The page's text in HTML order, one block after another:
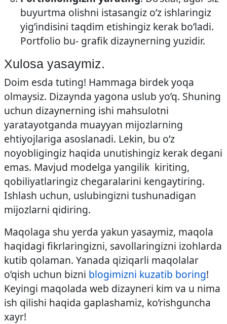
buyurtma olishni istasangiz o’z ishlaringiz
yig’indisini taqdim etishingiz kerak bo’ladi.
Portfolio bu- grafik dizaynerning yuzidir.
Xulosa yasaymiz.
Doim esda tuting! Hammaga birdek yoqa
olmaysiz. Dizaynda yagona uslub yo’q. Shuning
uchun dizaynerning ishi mahsulotni
yaratayotganda muayyan mijozlarning
ehtiyojlariga asoslanadi. Lekin, bu o’z
noyobligingiz haqida unutishingiz kerak degani
emas. Mavjud modelga yangilik kiriting,
qobiliyatlaringiz chegaralarini kengaytiring.
Ishlash uchun, uslubingizni tushunadigan
mijozlarni qidiring.
Maqolaga shu yerda yakun yasaymiz, maqola
haqidagi fikrlaringizni, savollaringizni izohlarda
kutib qolaman. Yanada qiziqarli maqolalar
o’qish uchun bizni blogimizni kuzatib boring!
Keyingi maqolada web dizayneri kim va u nima
ish qilishi haqida gaplashamiz, ko’rishguncha
xayr!